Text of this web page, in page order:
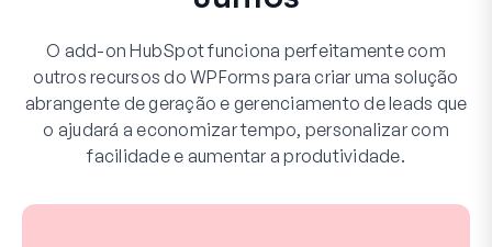
O add-on HubSpot funciona perfeitamente com
outros recursos do WPForms para criar uma solução
abrangente de geração e gerenciamento de leads que
o ajudará a economizar tempo, personalizar com
facilidade e aumentar a produtividade.